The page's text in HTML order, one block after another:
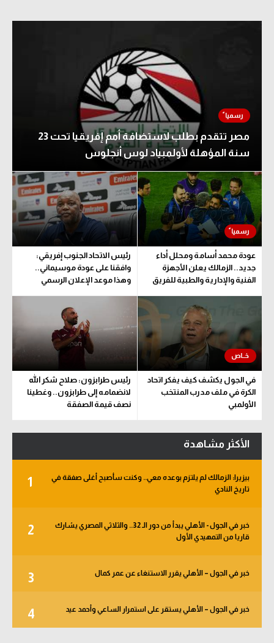
مصر تتقدم بطلب لاستضافة أمم إفريقيا تحت 23
سنة المؤهلة لأولمبياد لوس أنجلوس
عودة محمد أسامة ومحلل أداء
جديد.. الزمالك يعلن الأجهزة
الفنية والإدارية والطبية للفريق
رئيس الاتحاد الجنوب إفريقي:
وافقنا على عودة موسيماني..
وهذا موعد الإعلان الرسمي
في الجول يكشف كيف يفكر اتحاد
الكرة في ملف مدرب المنتخب
الأولمبي
رئيس طرابزون: صلاح شكر الله
لانضمامه إلى طرابزون.. وغطينا
نصف قيمة الصفقة
الأكثر مشاهدة
1
بيزيرا: الزمالك لم يلتزم بوعده معي.. وكنت سأصبح أغلى صفقة في
تاريخ النادي
2
خبر في الجول - الأهلي يبدأ من دور الـ 32.. والثلاثي المصري يشارك
قاريا من التمهيدي الأول
3 خبر في الجول – الأهلي يقرر الاستنغاء عن عمر كمال
4 خبر في الجول – الأهلي يستقر على استمرار الساعي وأحمد عيد